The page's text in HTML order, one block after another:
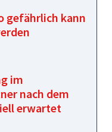
gefährlich kann
im
nach dem
erwartet